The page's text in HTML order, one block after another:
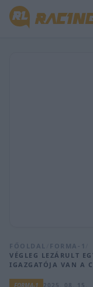
FŐOLDAL FORMA-1
VÉGLEG LEZÁRULT
IGAZGATÓJA VAN A
FORMA-1